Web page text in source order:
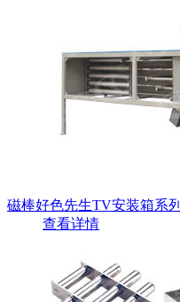
磁棒好色先生TV安装箱系列
查看详情